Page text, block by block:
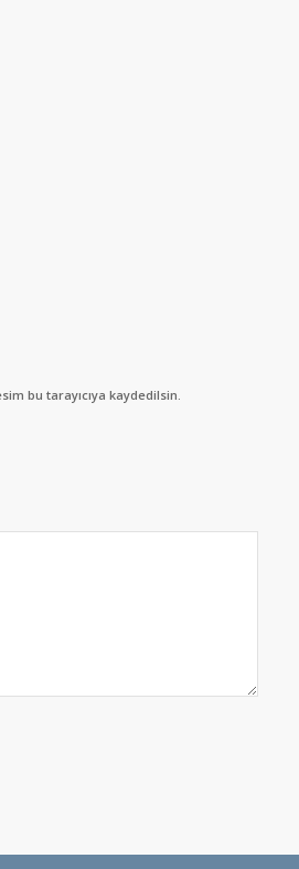
bu tarayıcıya kaydedilsin.